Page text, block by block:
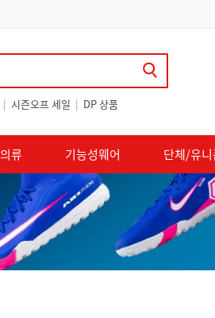
| 시즌오프 세일 | DP 상품
의류 기능성웨어 단체/유